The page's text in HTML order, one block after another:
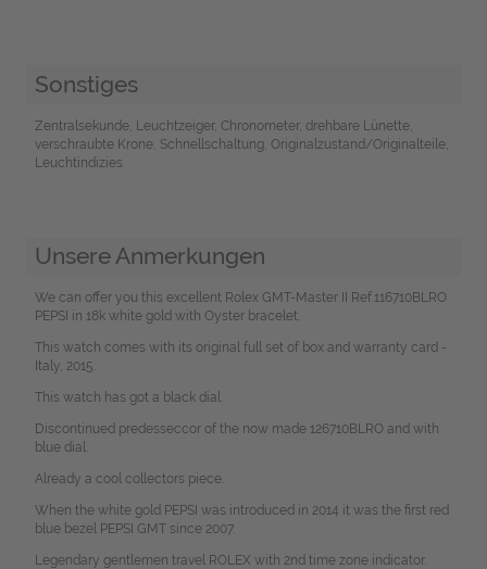
Sonstiges
Zentralsekunde, Leuchtzeiger, Chronometer, drehbare Lünette,
verschraubte Krone, Schnellschaltung, Originalzustand/Originalteile,
Leuchtindizies
Unsere Anmerkungen
We can offer you this excellent Rolex GMT-Master II Ref.116710BLRO
PEPSI in 18k white gold with Oyster bracelet.
This watch comes with its original full set of box and warranty card -
Italy, 2015.
This watch has got a black dial.
Discontinued predesseccor of the now made 126710BLRO and with
blue dial.
Already a cool collectors piece.
When the white gold PEPSI was introduced in 2014 it was the first red
blue bezel PEPSI GMT since 2007.
Legendary gentlemen travel ROLEX with 2nd time zone indicator.